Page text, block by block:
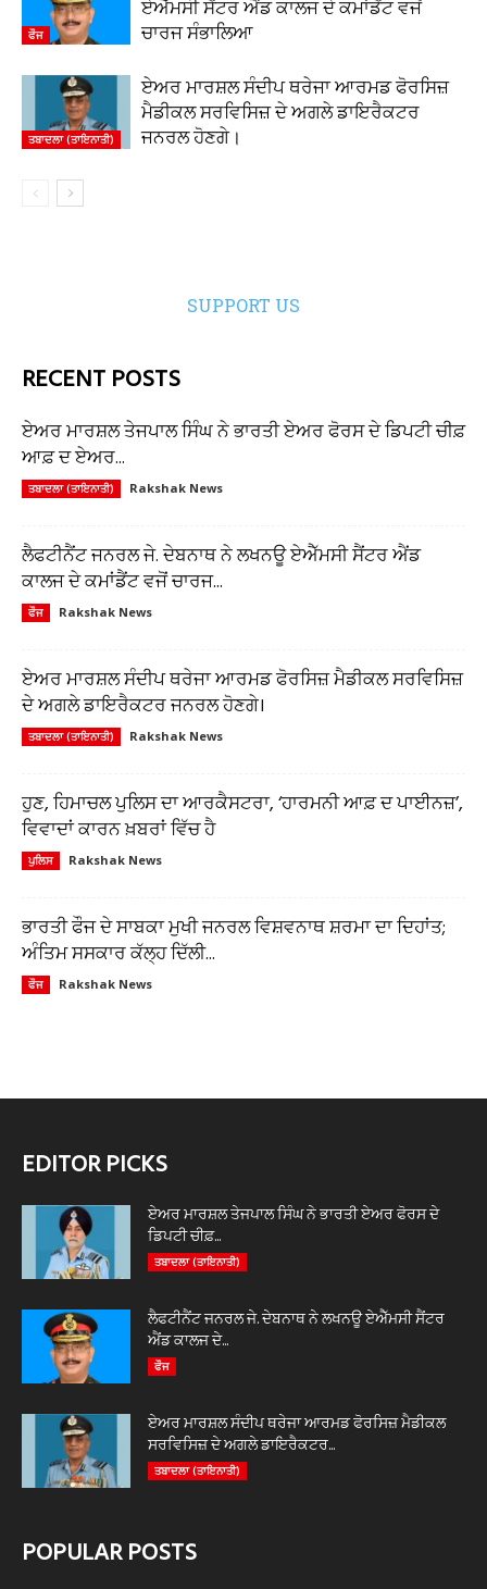
ਫੌਜ
ਏਐੱਮਸੀ ਸੈਂਟਰ ਐਂਡ ਕਾਲਜ ਦੇ ਕਮਾਂਡੈਂਟ ਵਜੋਂ
ਚਾਰਜ ਸੰਭਾਲਿਆ
ਤਬਾਦਲਾ (ਤਾਇਨਾਤੀ)
ਏਅਰ ਮਾਰਸ਼ਲ ਸੰਦੀਪ ਥਰੇਜਾ ਆਰਮਡ ਫੋਰਸਿਜ਼
ਮੈਡੀਕਲ ਸਰਵਿਸਿਜ਼ ਦੇ ਅਗਲੇ ਡਾਇਰੈਕਟਰ
ਜਨਰਲ ਹੋਣਗੇ।
SUPPORT US
RECENT POSTS
ਏਅਰ ਮਾਰਸ਼ਲ ਤੇਜਪਾਲ ਸਿੰਘ ਨੇ ਭਾਰਤੀ ਏਅਰ ਫੋਰਸ ਦੇ ਡਿਪਟੀ ਚੀਫ਼
ਆਫ਼ ਦ ਏਅਰ...
ਤਬਾਦਲਾ (ਤਾਇਨਾਤੀ) Rakshak News
ਲੈਫਟੀਨੈਂਟ ਜਨਰਲ ਜੇ. ਦੇਬਨਾਥ ਨੇ ਲਖਨਊ ਏਐੱਮਸੀ ਸੈਂਟਰ ਐਂਡ
ਕਾਲਜ ਦੇ ਕਮਾਂਡੈਂਟ ਵਜੋਂ ਚਾਰਜ...
ਫੌਜ Rakshak News
ਏਅਰ ਮਾਰਸ਼ਲ ਸੰਦੀਪ ਥਰੇਜਾ ਆਰਮਡ ਫੋਰਸਿਜ਼ ਮੈਡੀਕਲ ਸਰਵਿਸਿਜ਼
ਦੇ ਅਗਲੇ ਡਾਇਰੈਕਟਰ ਜਨਰਲ ਹੋਣਗੇ।
ਤਬਾਦਲਾ (ਤਾਇਨਾਤੀ) Rakshak News
ਹੁਣ, ਹਿਮਾਚਲ ਪੁਲਿਸ ਦਾ ਆਰਕੈਸਟਰਾ, ‘ਹਾਰਮਨੀ ਆਫ਼ ਦ ਪਾਈਨਜ਼’,
ਵਿਵਾਦਾਂ ਕਾਰਨ ਖ਼ਬਰਾਂ ਵਿੱਚ ਹੈ
ਪੁਲਿਸ Rakshak News
ਭਾਰਤੀ ਫੌਜ ਦੇ ਸਾਬਕਾ ਮੁਖੀ ਜਨਰਲ ਵਿਸ਼ਵਨਾਥ ਸ਼ਰਮਾ ਦਾ ਦਿਹਾਂਤ;
ਅੰਤਿਮ ਸਸਕਾਰ ਕੱਲ੍ਹ ਦਿੱਲੀ...
ਫੌਜ Rakshak News
EDITOR PICKS
ਏਅਰ ਮਾਰਸ਼ਲ ਤੇਜਪਾਲ ਸਿੰਘ ਨੇ ਭਾਰਤੀ ਏਅਰ ਫੋਰਸ ਦੇ
ਡਿਪਟੀ ਚੀਫ਼...
ਤਬਾਦਲਾ (ਤਾਇਨਾਤੀ)
ਲੈਫਟੀਨੈਂਟ ਜਨਰਲ ਜੇ. ਦੇਬਨਾਥ ਨੇ ਲਖਨਊ ਏਐੱਮਸੀ ਸੈਂਟਰ
ਐਂਡ ਕਾਲਜ ਦੇ...
ਫੌਜ
ਏਅਰ ਮਾਰਸ਼ਲ ਸੰਦੀਪ ਥਰੇਜਾ ਆਰਮਡ ਫੋਰਸਿਜ਼ ਮੈਡੀਕਲ
ਸਰਵਿਸਿਜ਼ ਦੇ ਅਗਲੇ ਡਾਇਰੈਕਟਰ...
ਤਬਾਦਲਾ (ਤਾਇਨਾਤੀ)
POPULAR POSTS